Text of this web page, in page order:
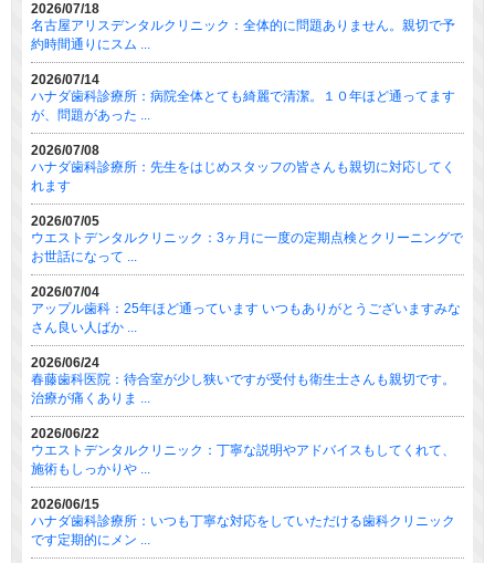
2026/07/18
名古屋アリスデンタルクリニック：全体的に問題ありません。親切で予
約時間通りにスム ...
2026/07/14
ハナダ歯科診療所：病院全体とても綺麗で清潔。１０年ほど通ってます
が、問題があった ...
2026/07/08
ハナダ歯科診療所：先生をはじめスタッフの皆さんも親切に対応してく
れます
2026/07/05
ウエストデンタルクリニック：3ヶ月に一度の定期点検とクリーニングで
お世話になって ...
2026/07/04
アップル歯科：25年ほど通っています いつもありがとうございますみな
さん良い人ばか ...
2026/06/24
春藤歯科医院：待合室が少し狭いですが受付も衛生士さんも親切です。
治療が痛くありま ...
2026/06/22
ウエストデンタルクリニック：丁寧な説明やアドバイスもしてくれて、
施術もしっかりや ...
2026/06/15
ハナダ歯科診療所：いつも丁寧な対応をしていただける歯科クリニック
です定期的にメン ...